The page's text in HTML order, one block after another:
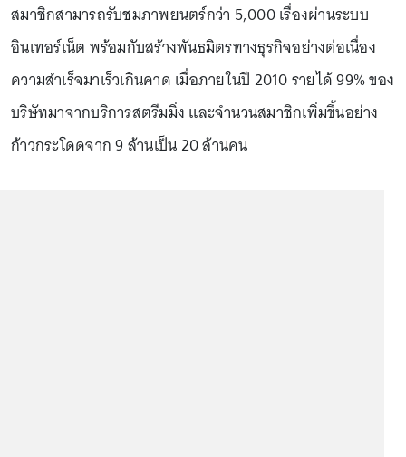
สมาชิกสามารถรับชมภาพยนตร์กว่า 5,000 เรื่องผ่านระบบ
อินเทอร์เน็ต พร้อมกับสร้างพันธมิตรทางธุรกิจอย่างต่อเนื่อง
ความสำเร็จมาเร็วเกินคาด เมื่อภายในปี 2010 รายได้ 99% ของ
บริษัทมาจากบริการสตรีมมิ่ง และจำนวนสมาชิกเพิ่มขึ้นอย่าง
ก้าวกระโดดจาก 9 ล้านเป็น 20 ล้านคน